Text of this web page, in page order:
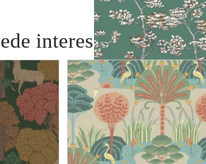
Nos Gravures 102997142
interesar